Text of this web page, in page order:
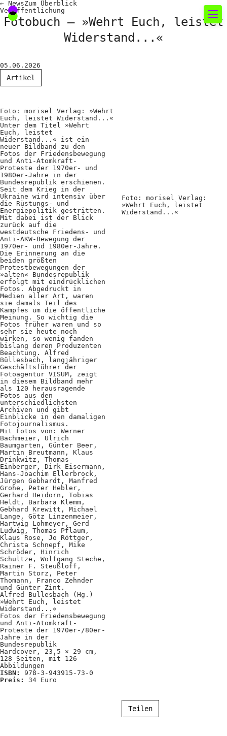
Neues rund um die
Fotografie
Das aktuelle Foto
Termine
FREELENS Galerie
Showcases
Fakten für Politik und
Öffentlichkeit
Positionen
Verband
Fotograf*innen
Regionalgruppen
Projekte und Publikationen
Foundation
Services für
Fotograf*innen
Mitglied werden
Presseausweis
Mein FREELENS
Kooperationen
Wissen A-Z
Login
← NewsZum Überblick
Veröffentlichung
Fotobuch – »Wehrt Euch, leistet
Widerstand...«
05.06.2026
Artikel
Foto: morisel Verlag: »Wehrt
Euch, leistet Widerstand...«
Unter dem Titel »Wehrt
Euch, leistet
Widerstand...« ist ein
neuer Bildband zu den
Fotos der Friedensbewegung
und Anti-Atomkraft-
Proteste der 1970er- und
1980er-Jahre in der
Bundesrepublik erschienen.
Seit dem Krieg in der
Ukraine wird intensiv über
die Rüstungs- und
Energiepolitik gestritten.
Mit dabei ist der Blick
zurück auf die
westdeutsche Friedens- und
Anti-AKW-Bewegung der
1970er- und 1980er-Jahre.
Die Erinnerung an die
beiden größten
Protestbewegungen der
»alten« Bundesrepublik
erfolgt mit eindrücklichen
Fotos. Abgedruckt in
Medien aller Art, waren
sie damals Teil des
Kampfes um die öffentliche
Meinung. So wichtig die
Fotos früher waren und so
sehr sie heute noch
wirken, so wenig fanden
bislang deren Produzenten
Beachtung. Alfred
Büllesbach, langjähriger
Geschäftsführer der
Fotoagentur VISUM, zeigt
in diesem Bildband mehr
als 120 herausragende
Fotos aus den
unterschiedlichsten
Archiven und gibt
Einblicke in den damaligen
Fotojournalismus.
Mit Fotos von: Werner
Bachmeier, Ulrich
Baumgarten, Günter Beer,
Martin Breutmann, Klaus
Drinkwitz, Thomas
Einberger, Dirk Eisermann,
Hans-Joachim Ellerbrock,
Jürgen Gebhardt, Manfred
Grohe, Peter Hebler,
Gerhard Heidorn, Tobias
Heldt, Barbara Klemm,
Gebhard Krewitt, Michael
Lange, Götz Linzenmeier,
Hartwig Lohmeyer, Gerd
Ludwig, Thomas Pflaum,
Klaus Rose, Jo Röttger,
Christa Schnepf, Mike
Schröder, Hinrich
Schultze, Wolfgang Steche,
Rainer F. Steußloff,
Martin Storz, Peter
Thomann, Franco Zehnder
und Günter Zint.
Alfred Büllesbach (Hg.)
»Wehrt Euch, leistet
Widerstand...«
Fotos der Friedensbewegung
und Anti-Atomkraft-
Proteste der 1970er-/80er-
Jahre in der
Bundesrepublik
Hardcover, 23,5 × 29 cm,
128 Seiten, mit 126
Abbildungen
ISBN:
978-3-943915-73-0
Preis:
34 Euro
Foto: morisel Verlag:
»Wehrt Euch, leistet
Widerstand...«
Teilen